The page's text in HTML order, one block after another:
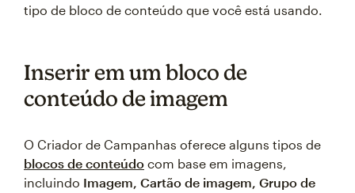
tipo de bloco de conteúdo que você está usando.
Inserir em um bloco de
conteúdo de imagem
O Criador de Campanhas oferece alguns tipos de
blocos de conteúdo com base em imagens,
incluindo Imagem, Cartão de imagem, Grupo de